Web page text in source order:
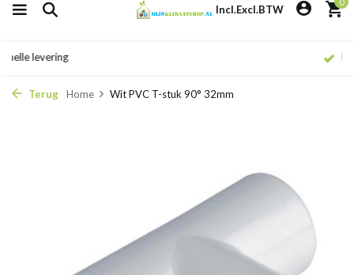
Incl.Excl.BTW
Terug Home Wit PVC T-stuk 90° 32mm